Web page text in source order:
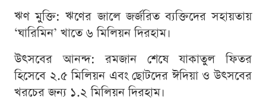
ঋণ মুক্তি: ঋণের জালে জর্জরিত ব্যক্তিদের সহায়তায়
‘ঘারিমিন’ খাতে ৬ মিলিয়ন দিরহাম।
উৎসবের আনন্দ: রমজান শেষে যাকাতুল ফিতর
হিসেবে ২.৫ মিলিয়ন এবং ছোটদের ঈদিয়া ও উৎসবের
খরচের জন্য ১.২ মিলিয়ন দিরহাম।